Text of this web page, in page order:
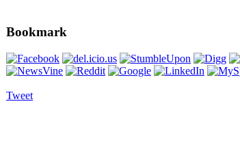
Bookmark
Tweet